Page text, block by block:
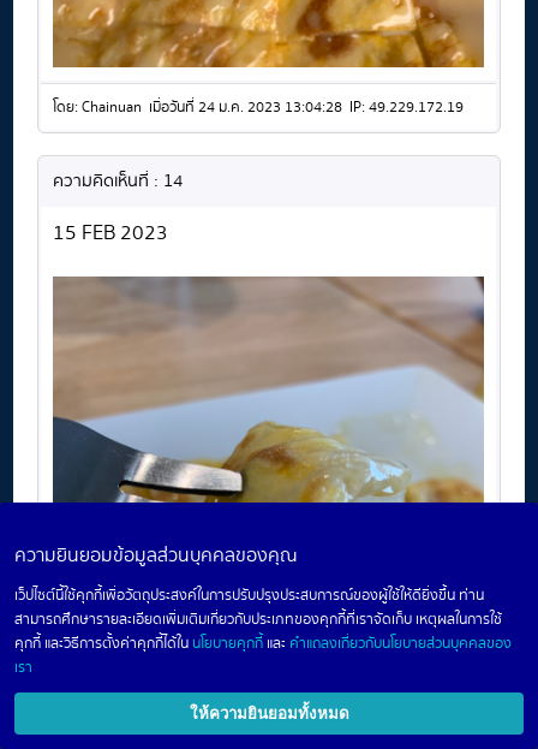
โดย: Chainuan เมื่อวันที่ 24 ม.ค. 2023 13:04:28 IP: 49.229.172.19
ความคิดเห็นที่ : 14
15 FEB 2023
ความยินยอมข้อมูลส่วนบุคคลของคุณ
เว็ปไซต์นี้ใช้คุกกี้เพื่อวัตถุประสงค์ในการปรับปรุงประสบการณ์ของผู้ใช้ให้ดียิ่งขึ้น ท่าน
สามารถศึกษารายละเอียดเพิ่มเติมเกี่ยวกับประเภทของคุกกี้ที่เราจัดเก็บ เหตุผลในการใช้
คุกกี้ และวิธีการตั้งค่าคุกกี้ได้ใน นโยบายคุกกี้ และ คำแถลงเกี่ยวกับนโยบายส่วนบุคคลของ
เรา
ให้ความยินยอมทั้งหมด